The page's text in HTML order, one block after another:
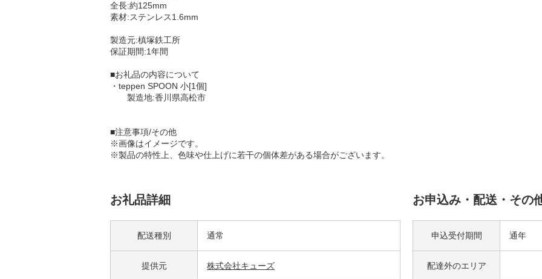
全長:約125mm
素材:ステンレス1.6mm
製造元:槙塚鉄工所
保証期間:1年間
■お礼品の内容について
・teppen SPOON 小[1個]
製造地:香川県高松市
■注意事項/その他
※画像はイメージです。
※製品の特性上、色味や仕上げに若干の個体差がある場合がございます。
お礼品詳細
配送種別 通常
提供元 株式会社キューズ
お申込み・配送・その
申込受付期間 通年
配達外のエリア